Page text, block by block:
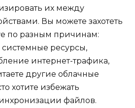
их между
Вы можете захотеть
по разным причинам:
ресурсы,
интернет-трафика,
другие облачные
хотите избежать
файлов.